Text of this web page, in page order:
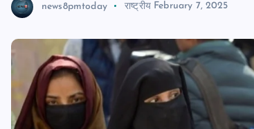
news8pmtoday राष्ट्रीय February 7, 2025